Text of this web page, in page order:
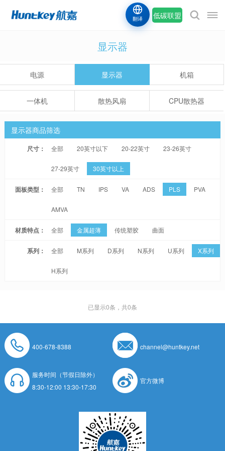
低碳联盟
翻译
显示器
电源 显示器 机箱
一体机 散热风扇 CPU散热器
显示器商品筛选
尺寸： 全部 20英寸以下 20-22英寸 23-26英寸
27-29英寸 30英寸以上
面板类型： 全部 TN IPS VA ADS PLS PVA
AMVA
材质特点： 全部 金属超薄 传统塑胶 曲面
系列： 全部 M系列 D系列 N系列 U系列 X系列
H系列
已显示0条，共0条
400-678-8388 channel@huntkey.net
服务时间（节假日除外）
8:30-12:00 13:30-17:30
官方微博